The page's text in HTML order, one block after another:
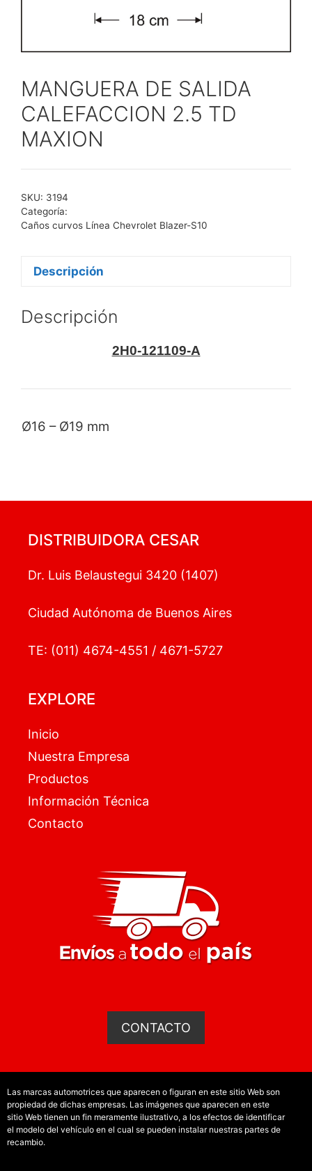
MANGUERA DE SALIDA
CALEFACCION 2.5 TD
MAXION
SKU: 3194
Categoría:
Caños curvos Línea Chevrolet Blazer-S10
Descripción
Descripción
2H0-121109-A
Ø16 – Ø19 mm
DISTRIBUIDORA CESAR
Dr. Luis Belaustegui 3420 (1407)
Ciudad Autónoma de Buenos Aires
TE: (011) 4674-4551 / 4671-5727
EXPLORE
Inicio
Nuestra Empresa
Productos
Información Técnica
Contacto
CONTACTO
Las marcas automotrices que aparecen o figuran en este sitio Web son
propiedad de dichas empresas. Las imágenes que aparecen en este
sitio Web tienen un fin meramente ilustrativo, a los efectos de identificar
el modelo del vehículo en el cual se pueden instalar nuestras partes de
recambio.